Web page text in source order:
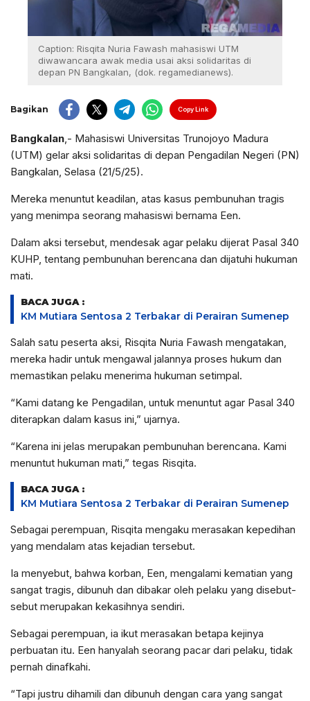
Caption: Risqita Nuria Fawash mahasiswi UTM
diwawancara awak media usai aksi solidaritas di
depan PN Bangkalan, (dok. regamedianews).
Bagikan Copy Link
Bangkalan ,- Mahasiswi Universitas Trunojoyo Madura
(UTM) gelar aksi solidaritas di depan Pengadilan Negeri (PN)
Bangkalan, Selasa (21/5/25).
Mereka menuntut keadilan, atas kasus pembunuhan tragis
yang menimpa seorang mahasiswi bernama Een.
Dalam aksi tersebut, mendesak agar pelaku dijerat Pasal 340
KUHP, tentang pembunuhan berencana dan dijatuhi hukuman
mati.
BACA JUGA :
KM Mutiara Sentosa 2 Terbakar di Perairan Sumenep
Salah satu peserta aksi, Risqita Nuria Fawash mengatakan,
mereka hadir untuk mengawal jalannya proses hukum dan
memastikan pelaku menerima hukuman setimpal.
“Kami datang ke Pengadilan, untuk menuntut agar Pasal 340
diterapkan dalam kasus ini,” ujarnya.
“Karena ini jelas merupakan pembunuhan berencana. Kami
menuntut hukuman mati,” tegas Risqita.
BACA JUGA :
KM Mutiara Sentosa 2 Terbakar di Perairan Sumenep
Sebagai perempuan, Risqita mengaku merasakan kepedihan
yang mendalam atas kejadian tersebut.
Ia menyebut, bahwa korban, Een, mengalami kematian yang
sangat tragis, dibunuh dan dibakar oleh pelaku yang disebut-
sebut merupakan kekasihnya sendiri.
Sebagai perempuan, ia ikut merasakan betapa kejinya
perbuatan itu. Een hanyalah seorang pacar dari pelaku, tidak
pernah dinafkahi.
“Tapi justru dihamili dan dibunuh dengan cara yang sangat